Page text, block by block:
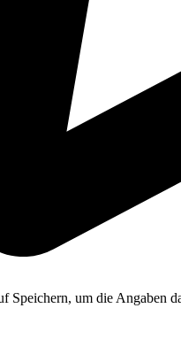
Speichern, um die Angaben